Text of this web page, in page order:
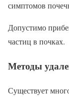
симптомов
Допустимо
частиц в почках.
Методы
Существует